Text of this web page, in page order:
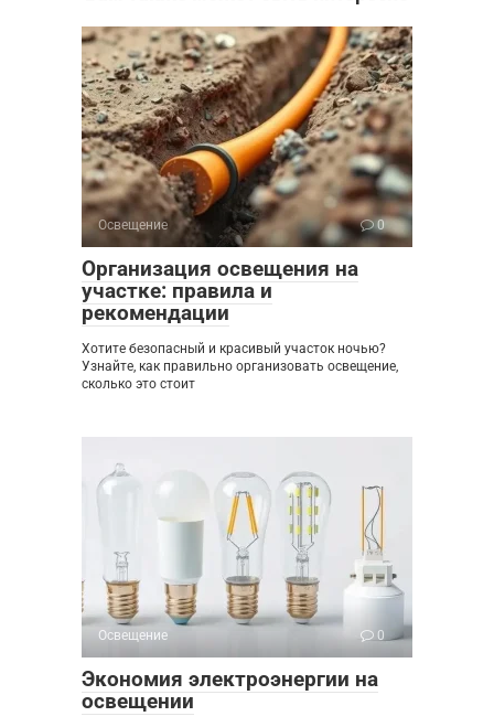
Освещение 0
Организация освещения на
участке: правила и
рекомендации
Хотите безопасный и красивый участок ночью?
Узнайте, как правильно организовать освещение,
сколько это стоит
Освещение 0
Экономия электроэнергии на
освещении